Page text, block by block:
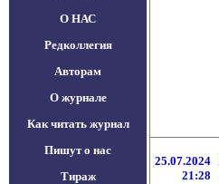
О НАС
Редколлегия
Авторам
О журнале
Как читать журнал
Пишут о нас
Тираж
25.07.2024
21:28